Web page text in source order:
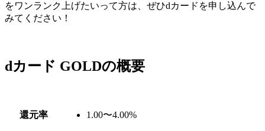
をワンランク上げたいって方は、ぜひdカードを申し込んで
みてください！
dカード GOLDの概要
還元率 1.00〜4.00%